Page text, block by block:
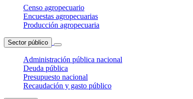
Censo agropecuario
Encuestas agropecuarias
Producción agropecuaria
Sector público
Administración pública nacional
Deuda pública
Presupuesto nacional
Recaudación y gasto público